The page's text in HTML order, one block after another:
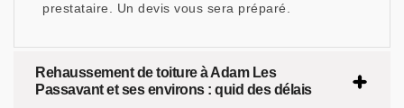
prestataire. Un devis vous sera préparé.
Rehaussement de toiture à Adam Les
Passavant et ses environs : quid des délais